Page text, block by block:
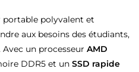
polyvalent et
aux besoins des étudiants,
un processeur AMD
DDR5 et un SSD rapide